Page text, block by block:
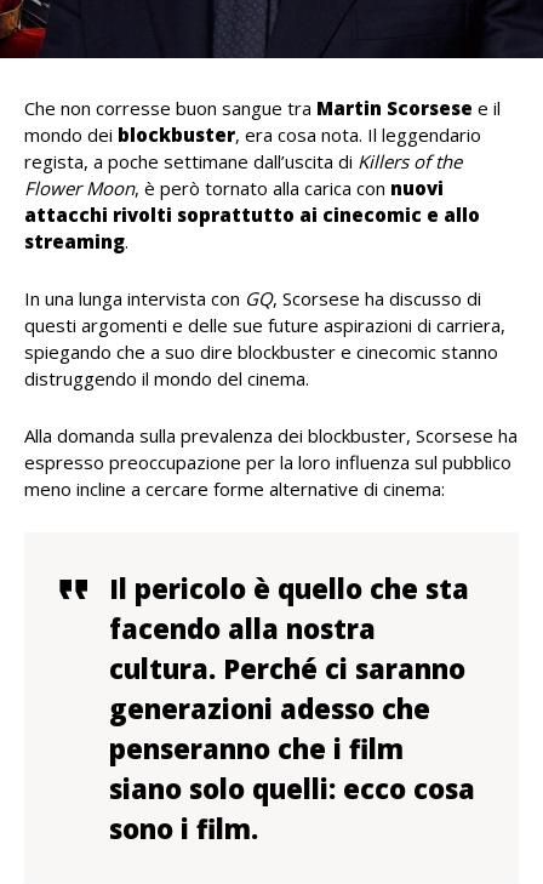
Che non corresse buon sangue tra Martin Scorsese e il
mondo dei blockbuster, era cosa nota. Il leggendario
regista, a poche settimane dall’uscita di Killers of the
Flower Moon, è però tornato alla carica con nuovi
attacchi rivolti soprattutto ai cinecomic e allo
streaming.
In una lunga intervista con GQ, Scorsese ha discusso di
questi argomenti e delle sue future aspirazioni di carriera,
spiegando che a suo dire blockbuster e cinecomic stanno
distruggendo il mondo del cinema.
Alla domanda sulla prevalenza dei blockbuster, Scorsese ha
espresso preoccupazione per la loro influenza sul pubblico
meno incline a cercare forme alternative di cinema:
Il pericolo è quello che sta
facendo alla nostra
cultura. Perché ci saranno
generazioni adesso che
penseranno che i film
siano solo quelli: ecco cosa
sono i film.